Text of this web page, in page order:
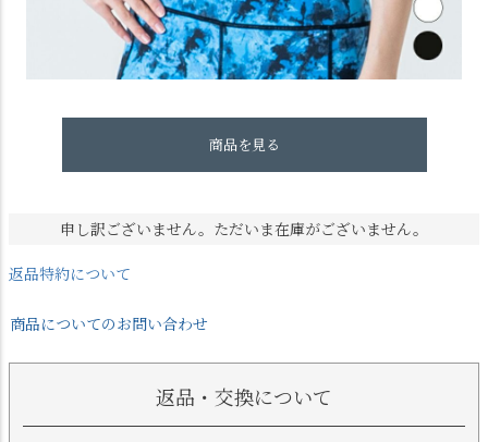
商品を見る
申し訳ございません。ただいま在庫がございません。
返品特約について
商品についてのお問い合わせ
返品・交換について